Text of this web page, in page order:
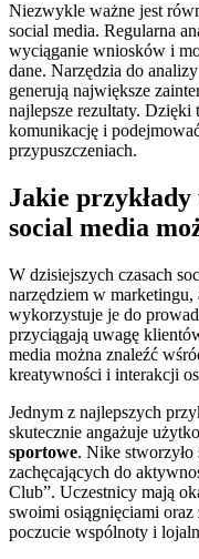
Niezwykle ważne jest
social media. Regularna
wyciąganie wniosków i
dane. Narzędzia do
generują największe
najlepsze rezultaty. Dzięki
komunikację i
przypuszczeniach.
Jakie
social media
W dzisiejszych czasach
narzędziem w
wykorzystuje je do
przyciągają uwagę
media można znaleźć
kreatywności i interakcji
Jednym z najlepszych
skutecznie angażuje
sportowe. Nike
zachęcających do
Club”. Uczestnicy mają
swoimi osiągnięciami
poczucie wspólnoty i